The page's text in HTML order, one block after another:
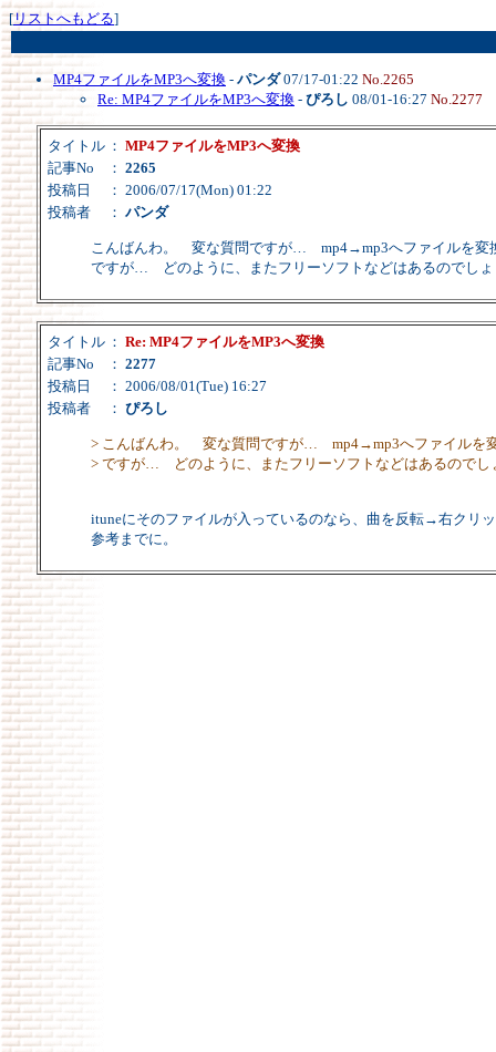
[リストへもどる]
MP4ファイルをMP3へ変換 - パンダ07/17-01:22 No.2265
Re: MP4ファイルをMP3へ変換 - ぴろし 08/01-16:27 No.2277
タイトル ： MP4ファイルをMP3へ変換
記事No
： 2265
投稿日
： 2006/07/17(Mon) 01:22
投稿者
： パンダ
こんばんわ。 変な質問ですが… mp4→mp3へファイルを変
ですが… どのように、またフリーソフトなどはあるのでしょ
タイトル ： Re: MP4ファイルをMP3へ変換
記事No
： 2277
投稿日
： 2006/08/01(Tue) 16:27
投稿者
： ぴろし
> こんばんわ。 変な質問ですが… mp4→mp3へファイルを
> ですが… どのように、またフリーソフトなどはあるのでし
ituneにそのファイルが入っているのなら、曲を反転→右クリ
参考までに。